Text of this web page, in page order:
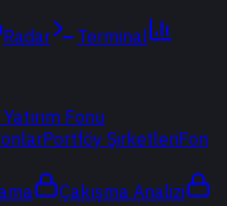
Radar
Terminal
Fonu
Portföy ŞirketleriFon
Çakışma Analizi